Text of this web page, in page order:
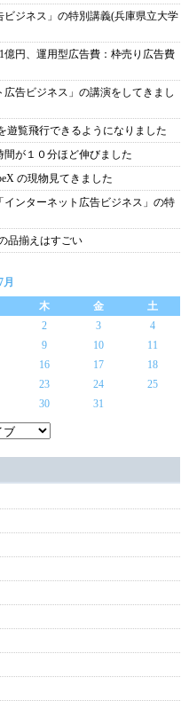
ジネス」の特別講義(兵庫県立大学
億円、運用型広告費：枠売り広告費
告ビジネス」の講演をしてきまし
遊覧飛行できるようになりました
間が１０分ほど伸びました
の現物見てきました
ンターネット広告ビジネス」の特
品揃えはすごい
月
木 金
土
2 3
4
9 10
11
16 17
18
23 24
25
30 31